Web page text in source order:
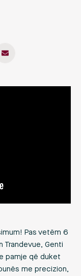
Pas vetëm 6
Trandevue, Genti
pamje që duket
me precizion,